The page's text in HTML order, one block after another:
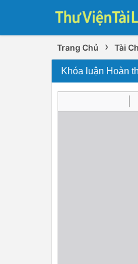
Trang Chủ › Tài
Khóa luận Hoàn